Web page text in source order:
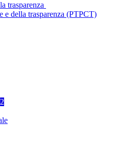
trasparenza
e della trasparenza (PTPCT)
2